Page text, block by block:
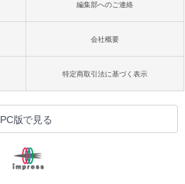
編集部へのご連絡
会社概要
特定商取引法に基づく表示
PC版で見る